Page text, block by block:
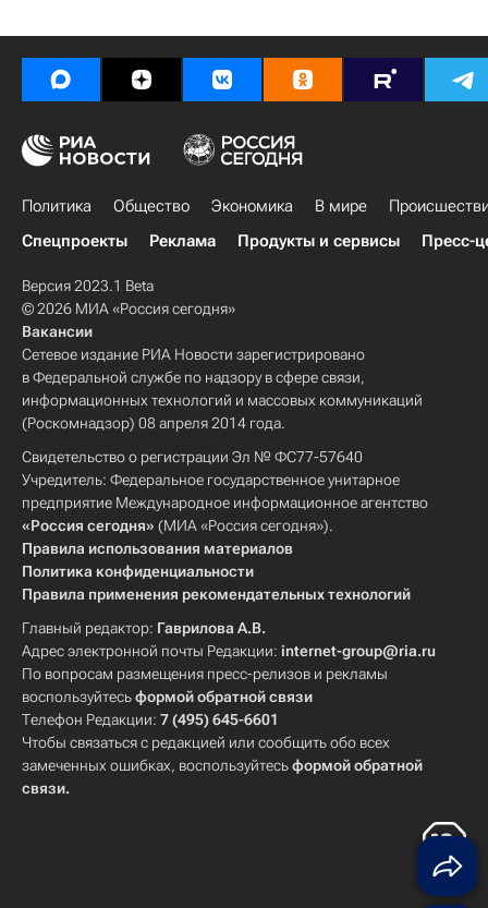
Политика Общество Экономика В мире
Спецпроекты
Реклама Продукты и сервисы Пресс-
Версия 2023.1 Beta
© 2026 МИА «Россия сегодня»
Вакансии
Сетевое издание РИА Новости зарегистрировано
в Федеральной службе по надзору в сфере связи,
информационных технологий и массовых коммуникаций
(Роскомнадзор) 08 апреля 2014 года.
Свидетельство о регистрации Эл № ФС77-57640
Учредитель: Федеральное государственное унитарное
предприятие Международное информационное агентство
«Россия сегодня» (МИА «Россия сегодня»).
Правила использования материалов
Политика конфиденциальности
Правила применения рекомендательных технологий
Главный редактор: Гаврилова А.В.
Адрес электронной почты Редакции: internet-group@ria.ru
По вопросам размещения пресс-релизов и рекламы
воспользуйтесьформой обратной связи
Телефон Редакции: 7 (495) 645-6601
Чтобы связаться с редакцией или сообщить обо всех
замеченных ошибках, воспользуйтесьформой обратной
связи.